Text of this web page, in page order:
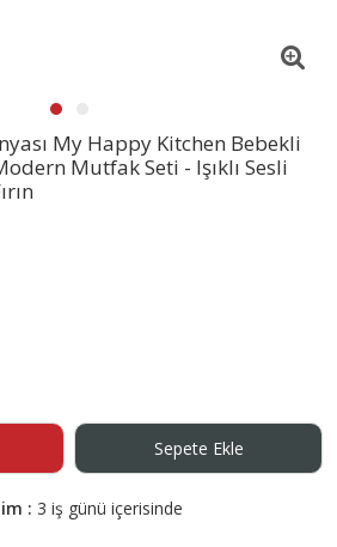
My Happy Kitchen Bebekli
Mutfak Seti - Işıklı Sesli
Sepete Ekle
: 3 iş günü içerisinde